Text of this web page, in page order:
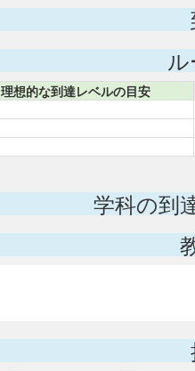
理想的な到達レベルの目安
学科の到